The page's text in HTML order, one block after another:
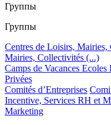
Группы
Группы
Centres de Loisirs,
Mairies, Collectivités (...)
Camps de Vacances Ecoles
Privées
Comités d’Entreprises
Incentive, Services RH et
Marketing